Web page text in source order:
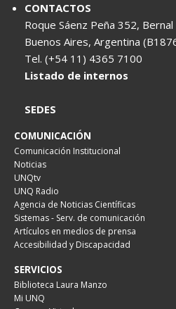
CONTACTOS
Roque Sáenz Peña 352, Bernal
Buenos Aires, Argentina
Tel. (+54 11) 4365 7100
Listado de internos
SEDES
COMUNICACIÓN
Comunicación Institucional
Noticias
UNQtv
UNQ Radio
Agencia de Noticias Científicas
Sistemas - Serv. de comunicación
Artículos en medios de prensa
Accesibilidad y Discapacidad
SERVICIOS
Biblioteca Laura Manzo
Mi UNQ